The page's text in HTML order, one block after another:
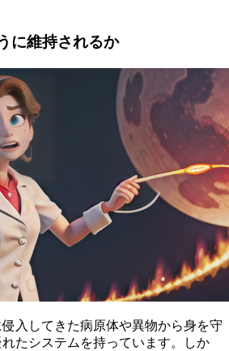
に維持されるか
入してきた病原体や異物から身を守
たシステムを持っています。しか